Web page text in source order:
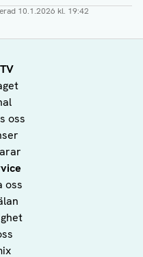
10.1.2026 kl. 19:42
oss
oss